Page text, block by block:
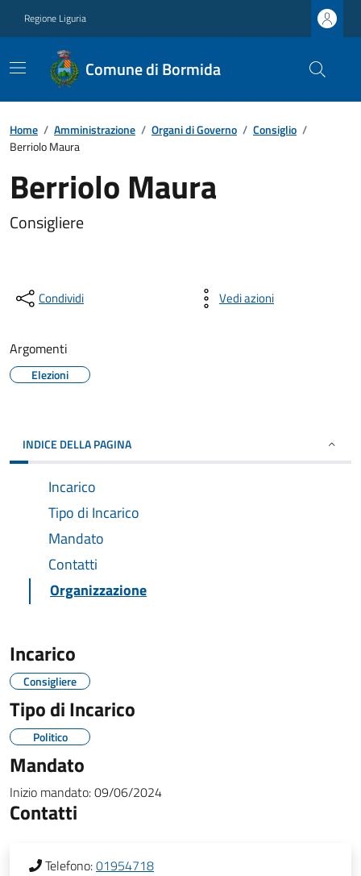
Regione Liguria
Comune di Bormida
Home / Amministrazione / Organi di Governo / Consiglio /
Berriolo Maura
Berriolo Maura
Consigliere
Condividi Vedi azioni
Argomenti
Elezioni
INDICE DELLA PAGINA
Incarico
Tipo di Incarico
Mandato
Contatti
Organizzazione
Incarico
Consigliere
Tipo di Incarico
Politico
Mandato
Inizio mandato:09/06/2024
Contatti
Telefono:01954718